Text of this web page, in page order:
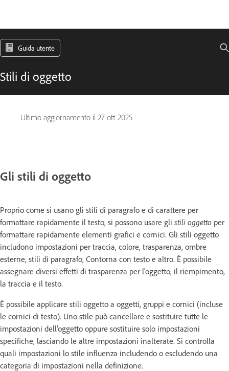
Guida utente
Stili di oggetto
Ultimo aggiornamento il 27 ott 2025
Gli stili di oggetto
Proprio come si usano gli stili di paragrafo e di carattere per
formattare rapidamente il testo, si possono usare gli stili oggetto per
formattare rapidamente elementi grafici e cornici. Gli stili oggetto
includono impostazioni per traccia, colore, trasparenza, ombre
esterne, stili di paragrafo, Contorna con testo e altro. È possibile
assegnare diversi effetti di trasparenza per l'oggetto, il riempimento,
la traccia e il testo.
È possibile applicare stili oggetto a oggetti, gruppi e cornici (incluse
le cornici di testo). Uno stile può cancellare e sostituire tutte le
impostazioni dell'oggetto oppure sostituire solo impostazioni
specifiche, lasciando le altre impostazioni inalterate. Si controlla
quali impostazioni lo stile influenza includendo o escludendo una
categoria di impostazioni nella definizione.